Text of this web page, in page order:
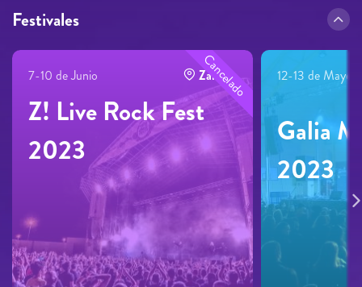
Festivales
Cancelado
7-10 de Junio Zamora
Z! Live Rock Fest
2023
12-13 de Mayo
Galia
2023